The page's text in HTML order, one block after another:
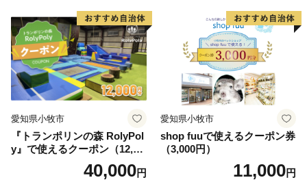
愛知県小牧市
『トランポリンの森 RolyPol
y』で使えるクーポン（12,00
40,000円
愛知県小牧市
shop fuuで使えるクーポン券
（3,000円）
11,000円